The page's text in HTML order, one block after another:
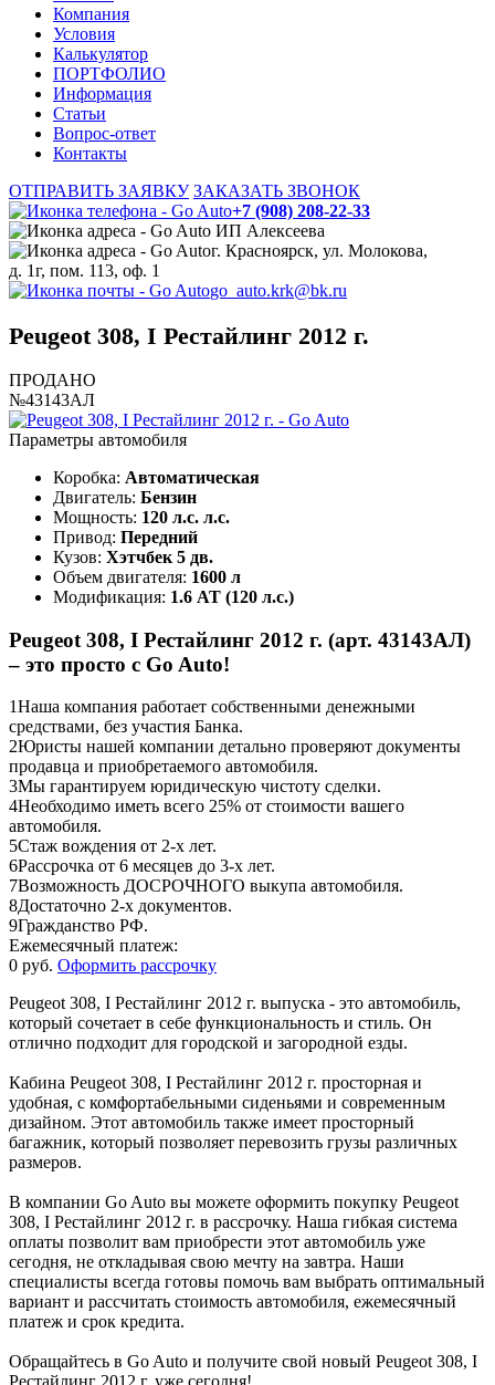
Компания
Условия
Калькулятор
ПОРТФОЛИО
Информация
Статьи
Вопрос-ответ
Контакты
ОТПРАВИТЬ ЗАЯВКУ ЗАКАЗАТЬ ЗВОНОК
+7 (908) 208-22-33
ИП Алексеева
г. Красноярск, ул. Молокова,
д. 1г, пом. 113, оф. 1
go_auto.krk@bk.ru
Peugeot 308, I Рестайлинг 2012 г.
ПРОДАНО
№43143АЛ
Параметры автомобиля
Коробка: Автоматическая
Двигатель: Бензин
Мощность: 120 л.с. л.с.
Привод: Передний
Кузов: Хэтчбек 5 дв.
Объем двигателя: 1600 л
Модификация: 1.6 AT (120 л.с.)
Peugeot 308, I Рестайлинг 2012 г. (арт. 43143АЛ)
– это просто с Go Auto!
1Наша компания работает собственными денежными
средствами, без участия Банка.
2Юристы нашей компании детально проверяют документы
продавца и приобретаемого автомобиля.
3Мы гарантируем юридическую чистоту сделки.
4Необходимо иметь всего 25% от стоимости вашего
автомобиля.
5Стаж вождения от 2-х лет.
6Рассрочка от 6 месяцев до 3-х лет.
7Возможность ДОСРОЧНОГО выкупа автомобиля.
8Достаточно 2-х документов.
9Гражданство РФ.
Ежемесячный платеж:
0 руб. Оформить рассрочку
Peugeot 308, I Рестайлинг 2012 г. выпуска - это автомобиль,
который сочетает в себе функциональность и стиль. Он
отлично подходит для городской и загородной езды.
Кабина Peugeot 308, I Рестайлинг 2012 г. просторная и
удобная, с комфортабельными сиденьями и современным
дизайном. Этот автомобиль также имеет просторный
багажник, который позволяет перевозить грузы различных
размеров.
В компании Go Auto вы можете оформить покупку Peugeot
308, I Рестайлинг 2012 г. в рассрочку. Наша гибкая система
оплаты позволит вам приобрести этот автомобиль уже
сегодня, не откладывая свою мечту на завтра. Наши
специалисты всегда готовы помочь вам выбрать оптимальный
вариант и рассчитать стоимость автомобиля, ежемесячный
платеж и срок кредита.
Обращайтесь в Go Auto и получите свой новый Peugeot 308, I